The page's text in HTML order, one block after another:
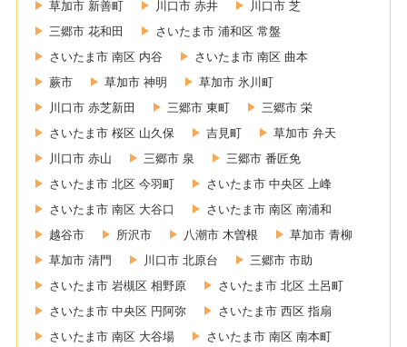
草加市 新善町 川口市 赤井
川口市 芝
三郷市 花和田
さいたま市 浦和区 常盤
さいたま市 南区 内谷
さいたま市 南区 曲本
蕨市
草加市 神明
草加市 氷川町
川口市 赤芝新田
三郷市 東町
三郷市 栄
さいたま市 桜区 山久保
吉見町
草加市 弁天
川口市 赤山
三郷市 泉
三郷市 番匠免
さいたま市 北区 今羽町
さいたま市 中央区 上峰
さいたま市 南区 大谷口
さいたま市 南区 南浦和
越谷市
所沢市 八潮市 木曽根
草加市 青柳
草加市 清門
川口市 北原台
三郷市 市助
さいたま市 岩槻区 相野原
さいたま市 北区 土呂町
さいたま市 中央区 円阿弥
さいたま市 西区 指扇
さいたま市 南区 大谷場
さいたま市 南区 南本町